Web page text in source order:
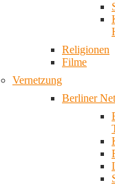
Religionen
Filme
Vernetzung
Berliner